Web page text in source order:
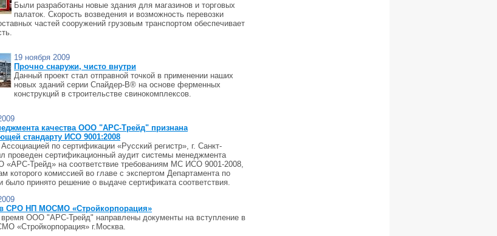
Были разработаны новые здания для магазинов и торговых
палаток. Скорость возведения и возможность перевозки
частей сооружений грузовым транспортом обеспечивает
19 ноября 2009
Прочно снаружи, чисто внутри
Данный проект стал отправной точкой в применении наших
новых зданий серии Спайдер-В® на основе ферменных
конструкций в строительстве свинокомплексов.
качества ООО "АРС-Трейд" признана
стандарту ИСО 9001:2008
по сертификации «Русский регистр», г. Санкт-
проведен сертификационный аудит системы менеджмента
«АРС-Трейд» на соответствие требованиям МС ИСО 9001-2008,
которого комиссией во главе с экспертом Департамента по
было принято решение о выдаче сертификата соответствия.
в СРО НП МОСМО «Стройкорпорация»
ООО "АРС-Трейд" направлены документы на вступление в
«Стройкорпорация» г.Москва.